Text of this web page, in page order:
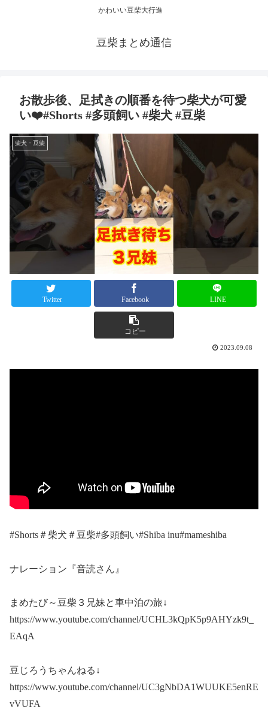
かわいい豆柴大行進
豆柴まとめ通信
お散歩後、足拭きの順番を待つ柴犬が可愛
い❤️#Shorts #多頭飼い #柴犬 #豆柴
柴犬・豆柴
Twitter Facebook LINE
コピー
2023.09.08
#Shorts＃柴犬＃豆柴#多頭飼い#Shiba inu#mameshiba
ナレーション『音読さん』
まめたび～豆柴３兄妹と車中泊の旅↓
https://www.youtube.com/channel/UCHL3kQpK5p9AHYzk9t_
EAqA
豆じろうちゃんねる↓
https://www.youtube.com/channel/UC3gNbDA1WUUKE5enRE
vVUFA